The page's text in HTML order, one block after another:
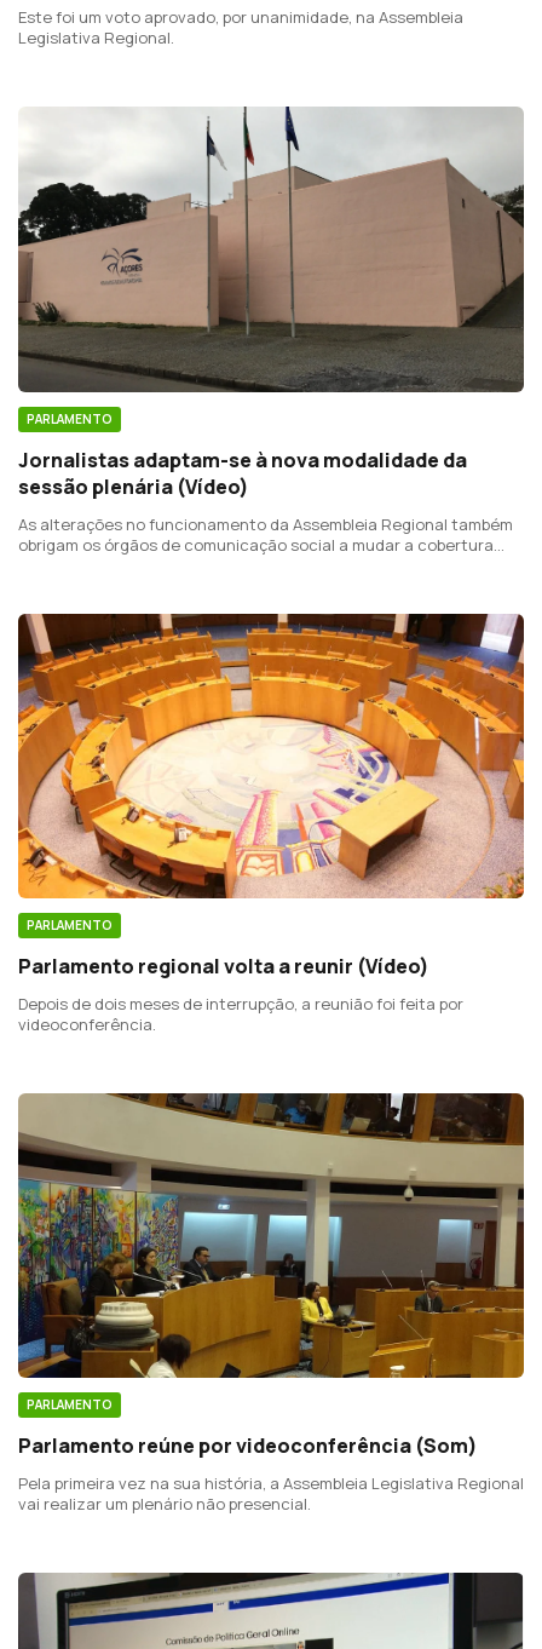
Este foi um voto aprovado, por unanimidade, na Assembleia
Legislativa Regional.
PARLAMENTO
Jornalistas adaptam-se à nova modalidade da
sessão plenária (Vídeo)
As alterações no funcionamento da Assembleia Regional também
obrigam os órgãos de comunicação social a mudar a cobertura
PARLAMENTO
Parlamento regional volta a reunir (Vídeo)
Depois de dois meses de interrupção, a reunião foi feita por
videoconferência.
PARLAMENTO
Parlamento reúne por videoconferência (Som)
Pela primeira vez na sua história, a Assembleia Legislativa Regional
vai realizar um plenário não presencial.